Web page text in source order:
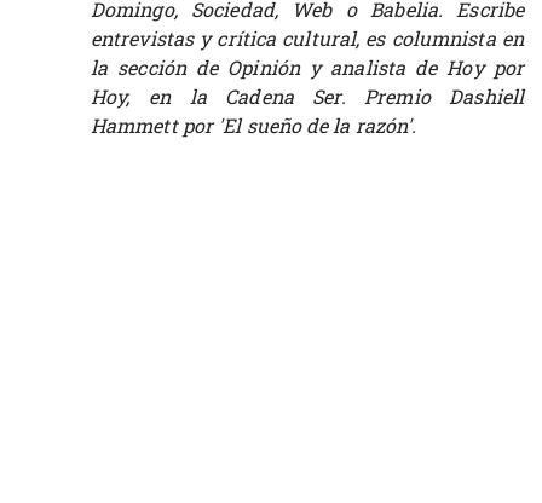
Domingo, Sociedad, Web o Babelia. Escribe
entrevistas y crítica cultural, es columnista en
la sección de Opinión y analista de Hoy por
Hoy, en la Cadena Ser. Premio Dashiell
Hammett por 'El sueño de la razón'.